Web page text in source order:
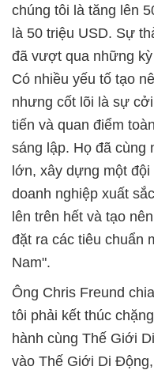
chúng tôi là tăng lên
là 50 triệu USD. Sự
đã vượt qua những
Có nhiều yếu tố tạo
nhưng cốt lõi là sự
tiến và quan điểm
sáng lập. Họ đã cùng
lớn, xây dựng một
doanh nghiệp xuất
lên trên hết và tạo
đặt ra các tiêu chuẩn
Nam".
Ông Chris Freund
tôi phải kết thúc
hành cùng Thế Giới
vào Thế Giới Di